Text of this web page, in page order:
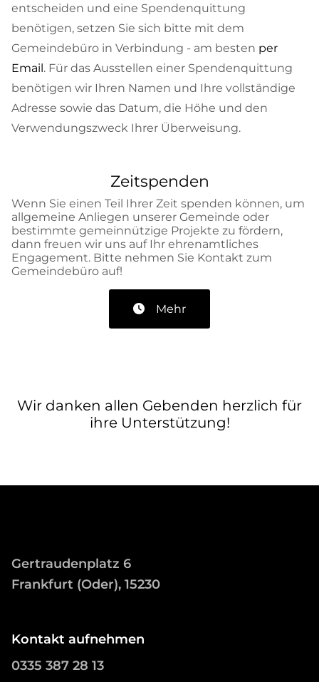
entscheiden und eine Spendenquittung
benötigen, setzen Sie sich bitte mit dem
Gemeindebüro in Verbindung - am besten per
Email. Für das Ausstellen einer Spendenquittung
benötigen wir Ihren Namen und Ihre vollständige
Adresse sowie das Datum, die Höhe und den
Verwendungszweck Ihrer Überweisung.
Zeitspenden
Wenn Sie einen Teil Ihrer Zeit spenden können, um
allgemeine Anliegen unserer Gemeinde oder
bestimmte gemeinnützige Projekte zu fördern,
dann freuen wir uns auf Ihr ehrenamtliches
Engagement. Bitte nehmen Sie Kontakt zum
Gemeindebüro auf!
Mehr
Wir danken allen Gebenden herzlich für
ihre Unterstützung!
Gertraudenplatz 6
Frankfurt (Oder), 15230
Kontakt aufnehmen
0335 387 28 13